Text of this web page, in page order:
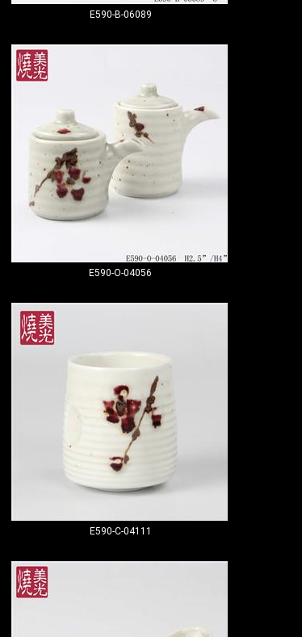
E590-B-06089
E590-O-04056
E590-C-04111